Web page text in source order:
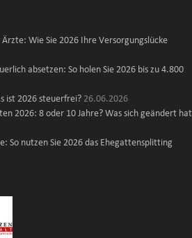
Wie Sie 2026 Ihre Versorgungslücke
absetzen: So holen Sie 2026 bis zu 4.800
ist 2026 steuerfrei? 26.06.2026
2026: 8 oder 10 Jahre? Was sich geändert hat
So nutzen Sie 2026 das Ehegattensplitting